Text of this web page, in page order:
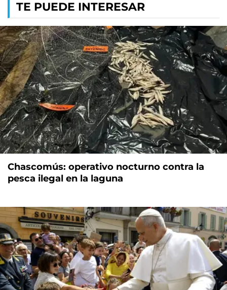
TE PUEDE INTERESAR
Chascomús: operativo nocturno contra la
pesca ilegal en la laguna